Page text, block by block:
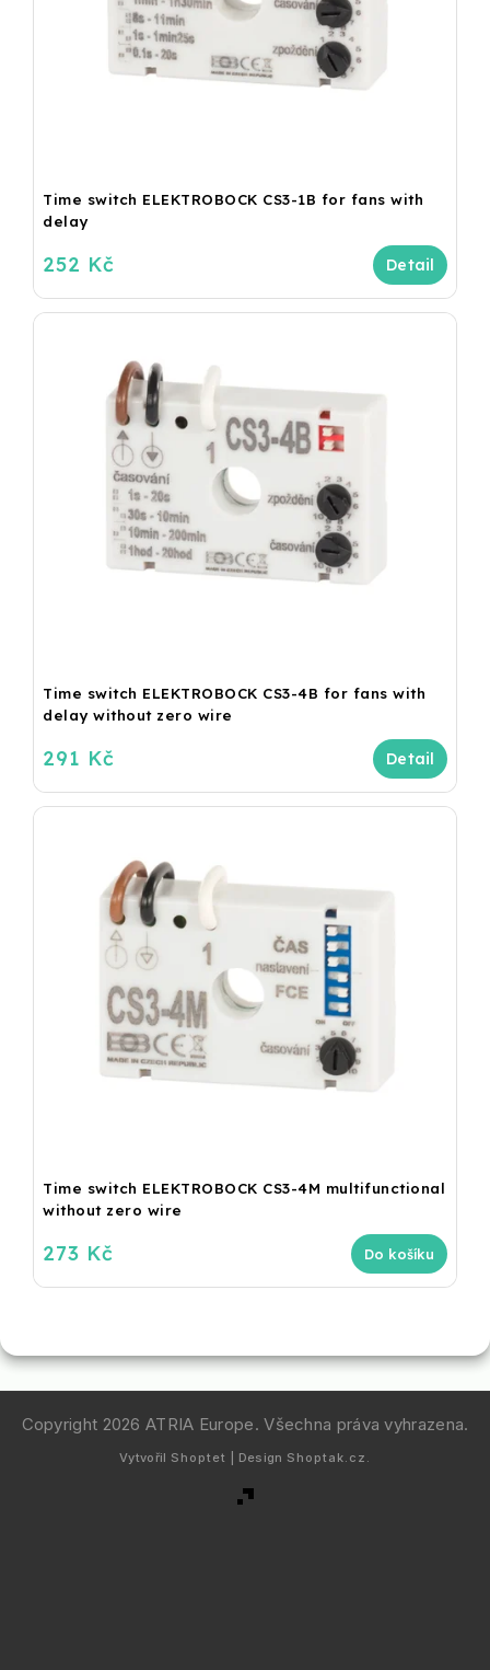
Time switch ELEKTROBOCK CS3-1B for fans with
delay
252 Kč
Time switch ELEKTROBOCK CS3-4B for fans with
delay without zero wire
291 Kč
Time switch ELEKTROBOCK CS3-4M multifunctional
without zero wire
273 Kč Do košíku
Copyright 2026ATRIA Europe. Všechna práva vyhrazena.
Vytvořil Shoptet | Design Shoptak.cz.